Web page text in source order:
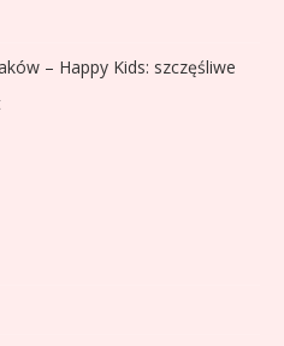
– Happy Kids: szczęśliwe